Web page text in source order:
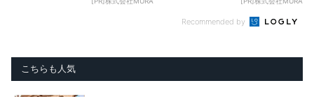
Recommended by
こちらも人気